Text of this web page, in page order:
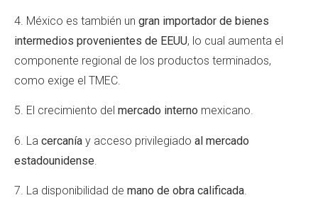
4. México es también un gran importador de bienes
intermedios provenientes de EEUU, lo cual aumenta el
componente regional de los productos terminados,
como exige el TMEC.
5. El crecimiento del mercado interno mexicano.
6. La cercanía y acceso privilegiado al mercado
estadounidense
7. La disponibilidad de mano de obra calificada.